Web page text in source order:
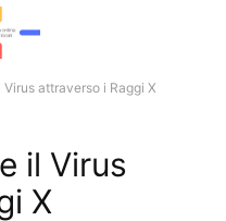
attraverso i Raggi X
il Virus
X